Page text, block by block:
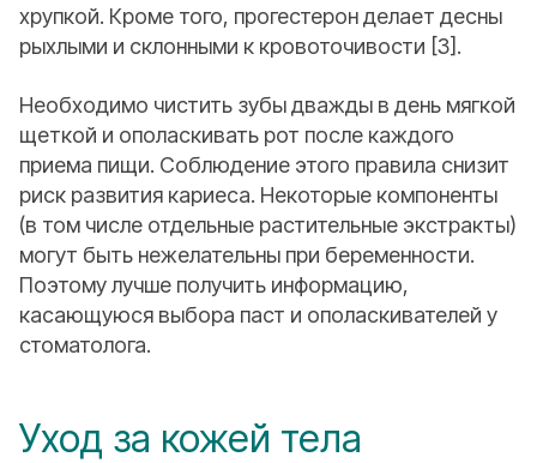
хрупкой. Кроме того, прогестерон делает десны
рыхлыми и склонными к кровоточивости [3].
Необходимо чистить зубы дважды в день мягкой
щеткой и ополаскивать рот после каждого
приема пищи. Соблюдение этого правила снизит
риск развития кариеса. Некоторые компоненты
(в том числе отдельные растительные экстракты)
могут быть нежелательны при беременности.
Поэтому лучше получить информацию,
касающуюся выбора паст и ополаскивателей у
стоматолога.
Уход за кожей тела